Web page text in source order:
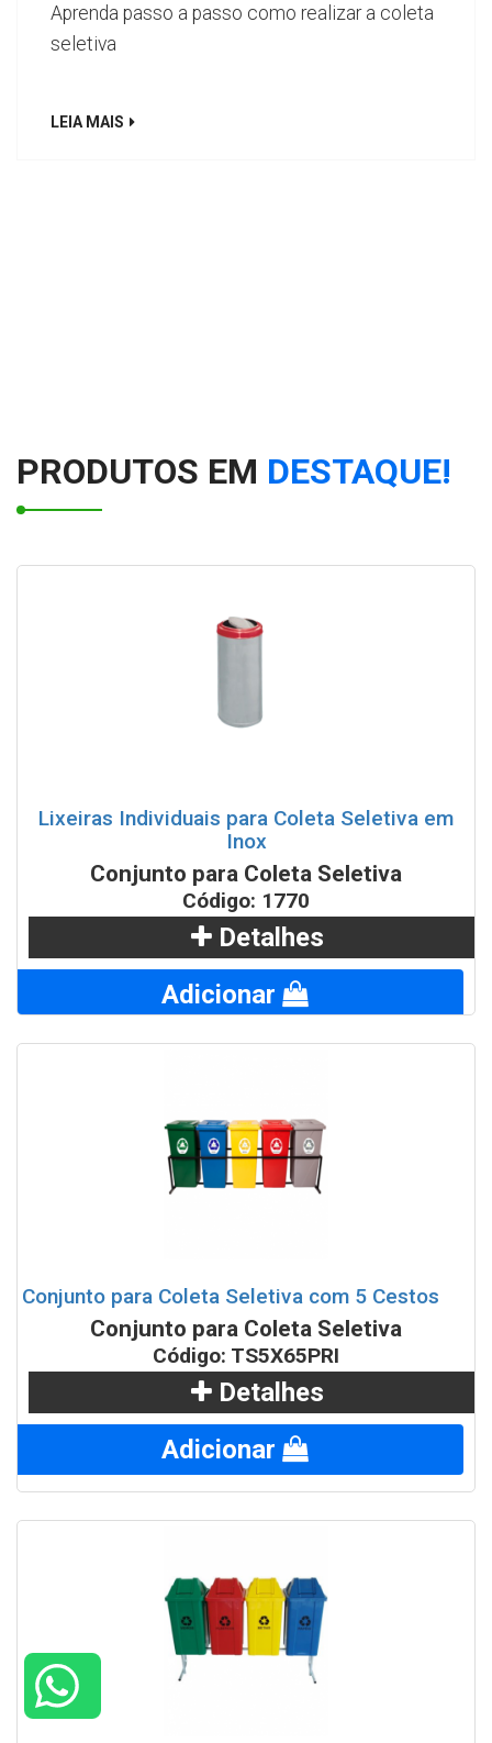
Aprenda passo a passo como realizar a coleta
seletiva
LEIA MAIS
PRODUTOS EM DESTAQUE!
Lixeiras Individuais para Coleta Seletiva em
Inox
Conjunto para Coleta Seletiva
Código: 1770
Detalhes
Adicionar
Conjunto para Coleta Seletiva com 5 Cestos
Conjunto para Coleta Seletiva
Código: TS5X65PRI
Detalhes
Adicionar